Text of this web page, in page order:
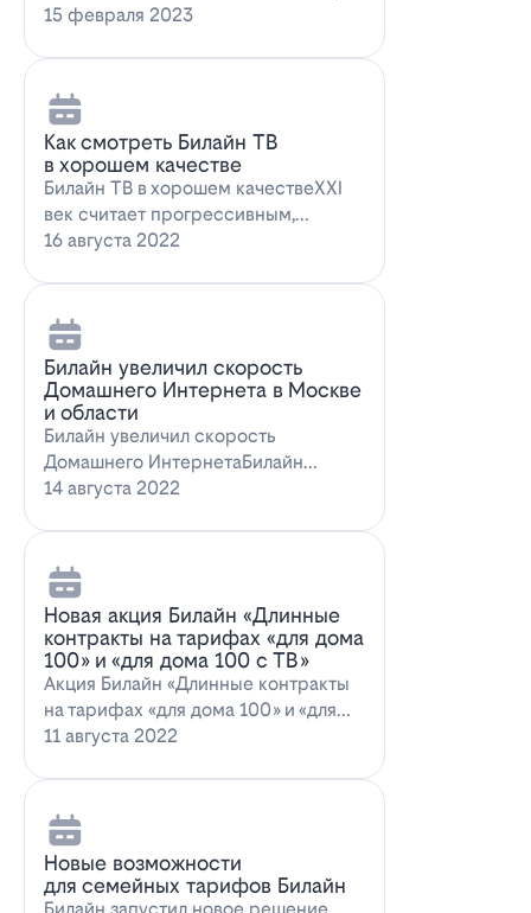
Okko пополнил коллекцию лучшими
15 февраля 2023
Как смотреть Билайн ТВ
в хорошем качестве
Билайн ТВ в хорошем качествеXXI
век считает прогрессивным,
большинство технологий доступны
16 августа 2022
Билайн увеличил скорость
Домашнего Интернета в Москве
и области
Билайн увеличил скорость
Домашнего ИнтернетаБилайн
увеличил скорость Домашнего
14 августа 2022
Новая акция Билайн «Длинные
контракты на тарифах «для дома
100» и «для дома 100 с ТВ»
Акция Билайн «Длинные контракты
на тарифах «для дома 100» и «для
дома 100 с…
11 августа 2022
Новые возможности
для семейных тарифов Билайн